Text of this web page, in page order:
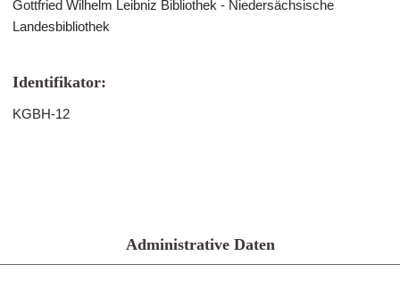
Gottfried Wilhelm Leibniz Bibliothek - Niedersächsische
Landesbibliothek
Identifikator:
KGBH-12
Administrative Daten